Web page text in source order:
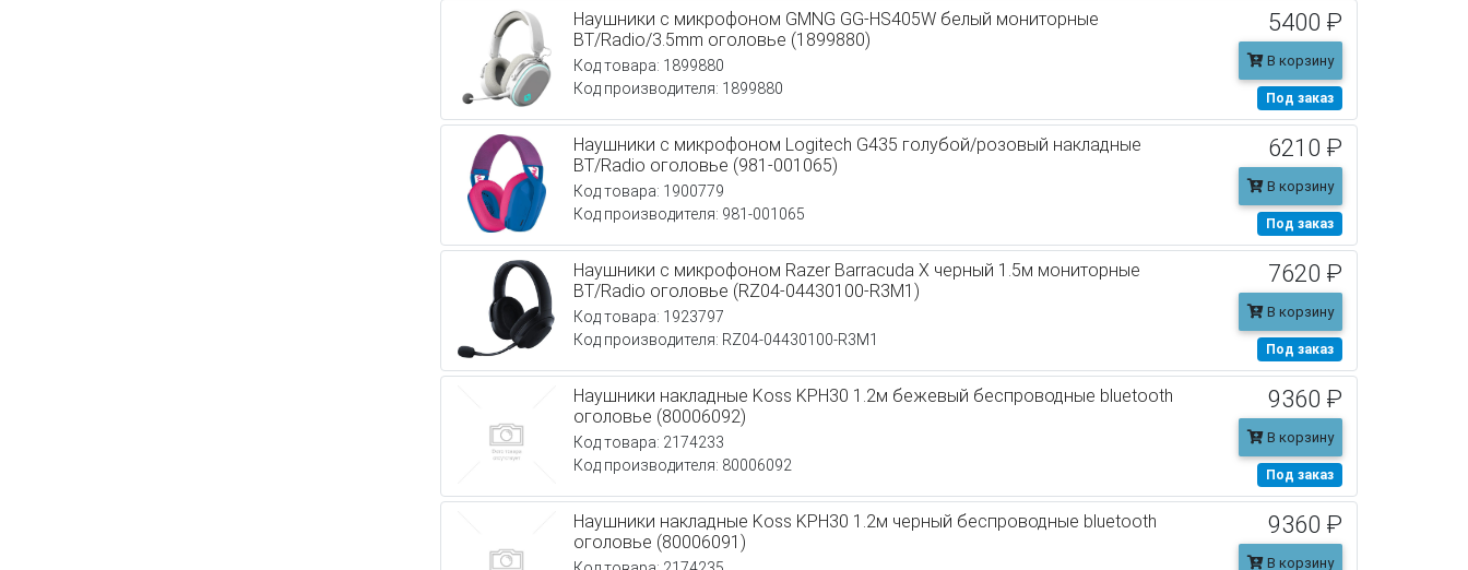
Наушники с микрофоном GMNG GG-HS405W белый мониторные
BT/Radio/3.5mm оголовье (1899880)
Код товара: 1899880
Код производителя: 1899880
5400 ₽
В корзину
Под заказ
Наушники с микрофоном Logitech G435 голубой/розовый накладные
BT/Radio оголовье (981-001065)
Код товара: 1900779
Код производителя: 981-001065
6210 ₽
В корзину
Под заказ
Наушники с микрофоном Razer Barracuda X черный 1.5м мониторные
BT/Radio оголовье (RZ04-04430100-R3M1)
Код товара: 1923797
Код производителя: RZ04-04430100-R3M1
7620 ₽
В корзину
Под заказ
Наушники накладные Koss KPH30 1.2м бежевый беспроводные bluetooth
оголовье (80006092)
Код товара: 2174233
Код производителя: 80006092
9360 ₽
В корзину
Под заказ
Наушники накладные Koss KPH30 1.2м черный беспроводные bluetooth
оголовье (80006091)
9360 ₽
В корзину